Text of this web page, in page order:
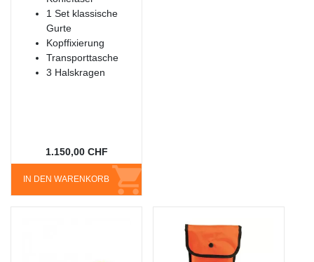
1 Set klassische
Gurte
Kopffixierung
Transporttasche
3 Halskragen
IN DEN WARENKORB
1.150,00 CHF